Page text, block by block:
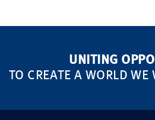
UNITING
TO CREATE A WORLD WE